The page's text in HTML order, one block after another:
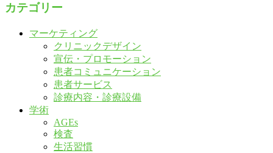
カテゴリー
マーケティング
クリニックデザイン
宣伝・プロモーション
患者コミュニケーション
患者サービス
診療内容・診療設備
学術
AGEs
検査
生活習慣